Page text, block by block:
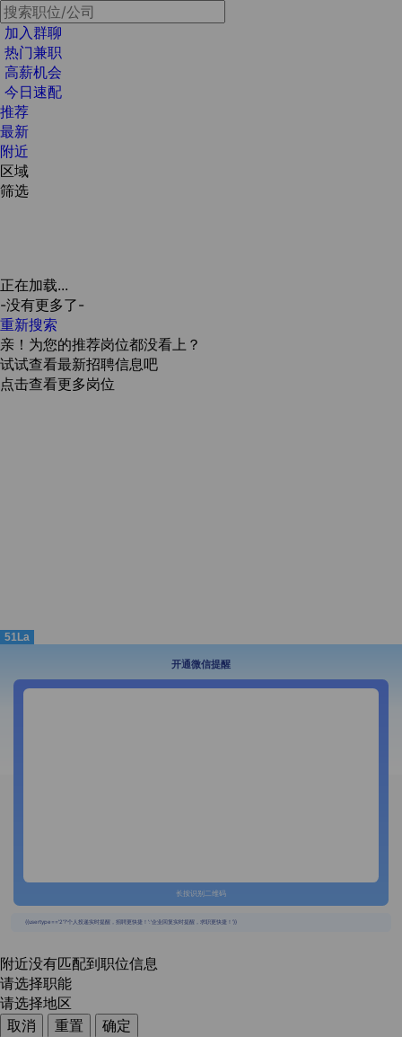
加入群聊
热门兼职
高薪机会
今日速配
推荐
最新
附近
区域
筛选
正在加载...
-没有更多了-
重新搜索
亲！为您的推荐岗位都没看上？
试试查看最新招聘信息吧
点击查看更多岗位
51La
开通微信提醒
长按识别二维码
{{usertype=='2'?'个人投递实时提醒，招聘更快捷！':'企业回复实时提醒，求职更快捷！'}}
附近没有匹配到职位信息
请选择职能
请选择地区
取消
重置
确定